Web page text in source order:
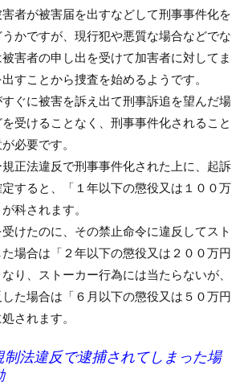
者が被害届を出すなどして刑事事件化を
かですが、現行犯や悪質な場合などでな
害者の申し出を受けて加害者に対してま
すことから捜査を始めるようです。
ぐに被害を訴え出て刑事訴追を望んだ場
受けることなく、刑事事件化されること
必要です。
正法違反で刑事事件化された上に、起訴
すると、「１年以下の懲役又は１００万
科されます。
けたのに、その禁止命令に違反してスト
場合は「２年以下の懲役又は２００万円
り、ストーカー行為には当たらないが、
た場合は「６月以下の懲役又は５０万円
されます。
制法違反で逮捕されてしまった場